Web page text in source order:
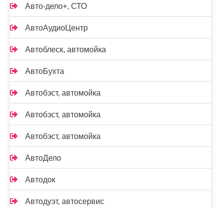
Авто-дело+, СТО
АвтоАудиоЦентр
Автоблеск, автомойка
АвтоБухта
Автобэст, автомойка
Автобэст, автомойка
Автобэст, автомойка
АвтоДело
Автодок
Автодуэт, автосервис